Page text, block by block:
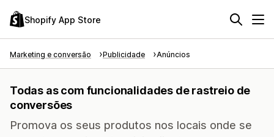
Shopify App Store
Marketing e conversão Publicidade Anúncios
Todas as com funcionalidades de rastreio de
conversões
Promova os seus produtos nos locais onde se